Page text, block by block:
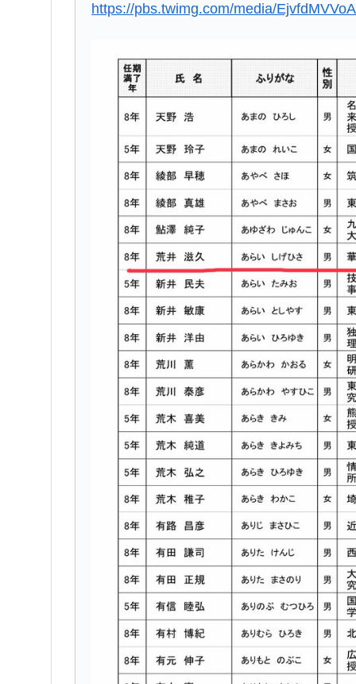
https://pbs.twimg.com/media/